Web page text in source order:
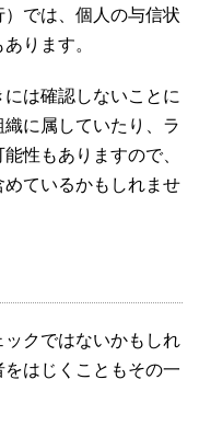
では、個人の与信状
ります。
は確認しないことに
に属していたり、ラ
性もありますので、
ているかもしれませ
クではないかもしれ
はじくこともその一